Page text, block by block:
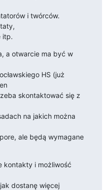
i twórców.
itp.
a otwarcie ma być w
HS (już
skontaktować się z
na jakich można
ale będą wymagane
kontakty i możliwość
dostanę więcej